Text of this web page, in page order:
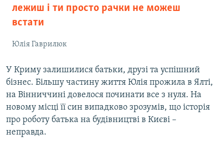
лежиш і ти просто рачки не можеш
встати
Юлія Гаврилюк
У Криму залишилися батьки, друзі та успішний
бізнес. Більшу частину життя Юлія прожила в Ялті,
на Вінниччині довелося починати все з нуля. На
новому місці її син випадково зрозумів, що історія
про роботу батька на будівництві в Києві –
неправда.